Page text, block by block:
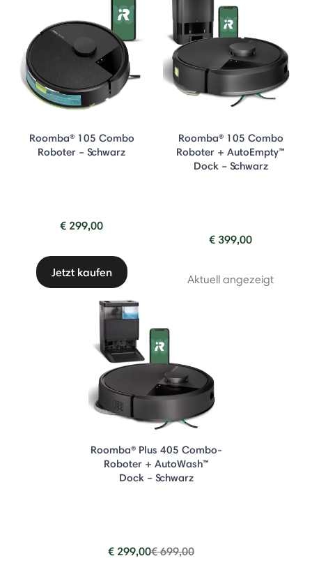
Roomba® 105 Combo
Roboter – Schwarz
€ 299,00
Jetzt kaufen
Roomba® 105 Combo
Roboter + AutoEmpty™
Dock – Schwarz
€ 399,00
Aktuell angezeigt
Roomba® Plus 405 Combo-
Roboter + AutoWash™
Dock – Schwarz
€ 299,00Price reduced from
€ 699,00to